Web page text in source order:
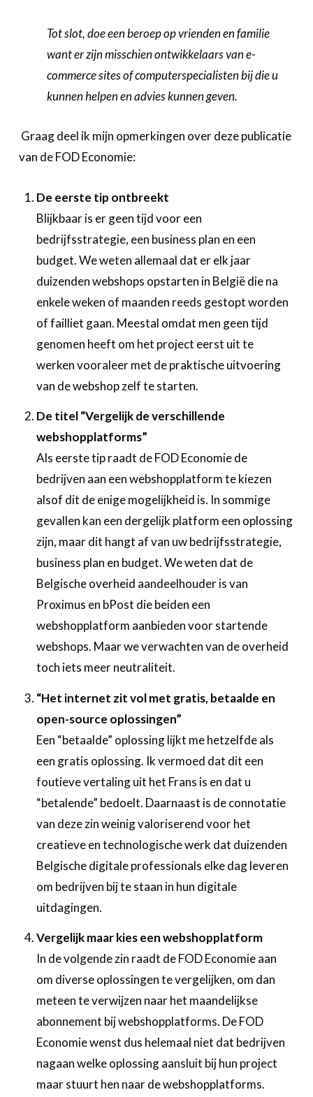
Tot slot, doe een beroep op vrienden en familie
want er zijn misschien ontwikkelaars van e-
commerce sites of computerspecialisten bij die u
kunnen helpen en advies kunnen geven.
Graag deel ik mijn opmerkingen over deze publicatie
van de FOD Economie:
De eerste tip ontbreekt
Blijkbaar is er geen tijd voor een
bedrijfsstrategie, een business plan en een
budget. We weten allemaal dat er elk jaar
duizenden webshops opstarten in België die na
enkele weken of maanden reeds gestopt worden
of failliet gaan. Meestal omdat men geen tijd
genomen heeft om het project eerst uit te
werken vooraleer met de praktische uitvoering
van de webshop zelf te starten.
De titel “Vergelijk de verschillende
webshopplatforms”
Als eerste tip raadt de FOD Economie de
bedrijven aan een webshopplatform te kiezen
alsof dit de enige mogelijkheid is. In sommige
gevallen kan een dergelijk platform een oplossing
zijn, maar dit hangt af van uw bedrijfsstrategie,
business plan en budget. We weten dat de
Belgische overheid aandeelhouder is van
Proximus en bPost die beiden een
webshopplatform aanbieden voor startende
webshops. Maar we verwachten van de overheid
toch iets meer neutraliteit.
“Het internet zit vol met gratis, betaalde en
open-source oplossingen”
Een “betaalde” oplossing lijkt me hetzelfde als
een gratis oplossing. Ik vermoed dat dit een
foutieve vertaling uit het Frans is en dat u
“betalende” bedoelt. Daarnaast is de connotatie
van deze zin weinig valoriserend voor het
creatieve en technologische werk dat duizenden
Belgische digitale professionals elke dag leveren
om bedrijven bij te staan in hun digitale
uitdagingen.
Vergelijk maar kies een webshopplatform
In de volgende zin raadt de FOD Economie aan
om diverse oplossingen te vergelijken, om dan
meteen te verwijzen naar het maandelijkse
abonnement bij webshopplatforms. De FOD
Economie wenst dus helemaal niet dat bedrijven
nagaan welke oplossing aansluit bij hun project
maar stuurt hen naar de webshopplatforms.